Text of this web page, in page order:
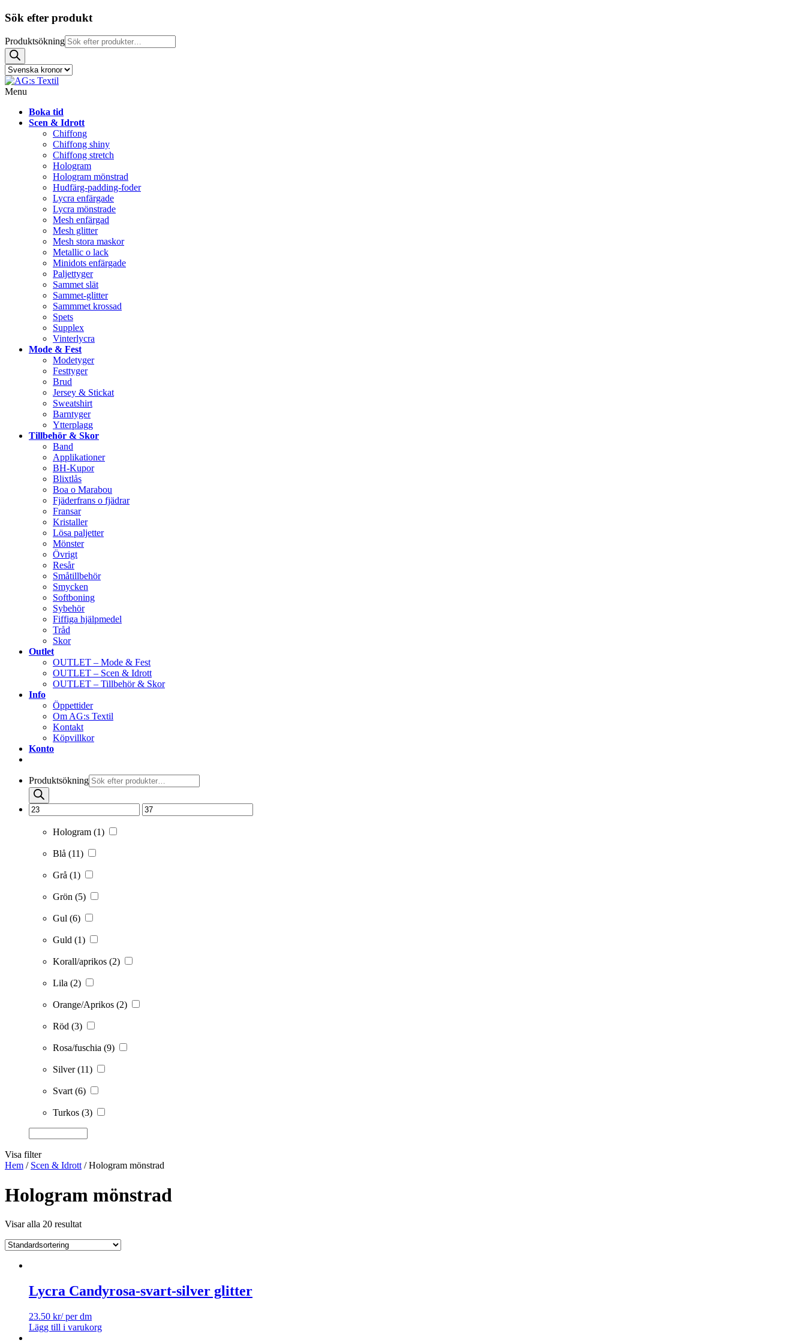
Sök efter produkt
Produktsökning
Menu
Boka tid
Scen & Idrott
Chiffong
Chiffong shiny
Chiffong stretch
Hologram
Hologram mönstrad
Hudfärg-padding-foder
Lycra enfärgade
Lycra mönstrade
Mesh enfärgad
Mesh glitter
Mesh stora maskor
Metallic o lack
Minidots enfärgade
Paljettyger
Sammet slät
Sammet-glitter
Sammmet krossad
Spets
Supplex
Vinterlycra
Mode & Fest
Modetyger
Festtyger
Brud
Jersey & Stickat
Sweatshirt
Barntyger
Ytterplagg
Tillbehör & Skor
Band
Applikationer
BH-Kupor
Blixtlås
Boa o Marabou
Fjäderfrans o fjädrar
Fransar
Kristaller
Lösa paljetter
Mönster
Övrigt
Resår
Småtillbehör
Smycken
Softboning
Sybehör
Fiffiga hjälpmedel
Tråd
Skor
Outlet
OUTLET – Mode & Fest
OUTLET – Scen & Idrott
OUTLET – Tillbehör & Skor
Info
Öppettider
Om AG:s Textil
Kontakt
Köpvillkor
Konto
Produktsökning
Hologram (1)
Blå (11)
Grå (1)
Grön (5)
Gul (6)
Guld (1)
Korall/aprikos (2)
Lila (2)
Orange/Aprikos (2)
Röd (3)
Rosa/fuschia (9)
Silver(11)
Svart(6)
Turkos (3)
Visa filter
Hem / Scen & Idrott/ Hologram mönstrad
Hologram mönstrad
Visar alla 20 resultat
Lycra Candyrosa-svart-silver glitter
23.50 kr/ per dm
Lägg till i varukorg